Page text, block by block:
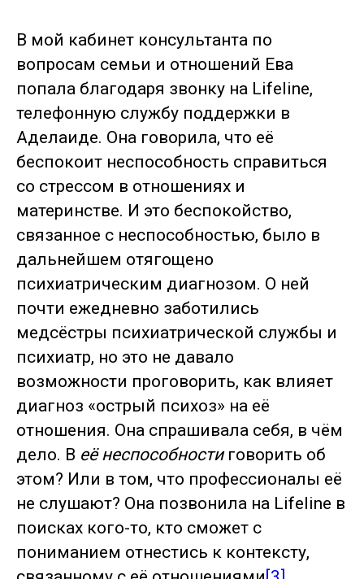
В мой кабинет консультанта по
вопросам семьи и отношений Ева
попала благодаря звонку на Lifeline,
телефонную службу поддержки в
Аделаиде. Она говорила, что её
беспокоит неспособность справиться
со стрессом в отношениях и
материнстве. И это беспокойство,
связанное с неспособностью, было в
дальнейшем отягощено
психиатрическим диагнозом. О ней
почти ежедневно заботились
медсёстры психиатрической службы и
психиатр, но это не давало
возможности проговорить, как влияет
диагноз «острый психоз» на её
отношения. Она спрашивала себя, в чём
дело. В её неспособностиговорить об
этом? Или в том, что профессионалы её
не слушают? Она позвонила на Lifeline в
поисках кого-то, кто сможет с
пониманием отнестись к контексту,